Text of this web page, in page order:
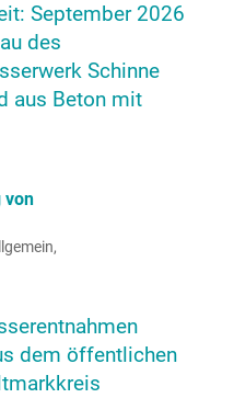
September 2026
des
Schinne
aus Beton mit
von
,
dem öffentlichen